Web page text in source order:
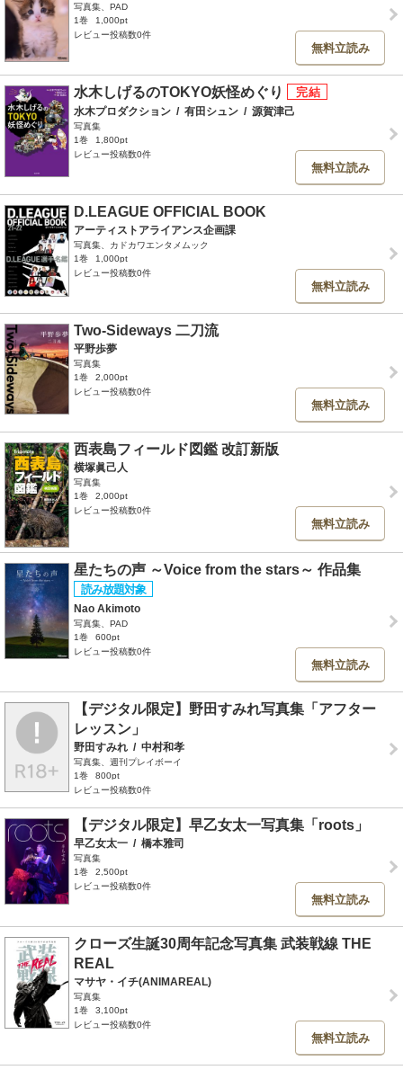
写真集、PAD
1巻
1,000pt
レビュー投稿数0件
無料立読み
水木しげるのTOKYO妖怪めぐり
水木プロダクション / 有田シュン / 源賀津己
写真集
1巻
1,800pt
レビュー投稿数0件
無料立読み
D.LEAGUE OFFICIAL BOOK
アーティストアライアンス企画課
写真集、カドカワエンタメムック
1巻
1,000pt
レビュー投稿数0件
無料立読み
Two-Sideways 二刀流
平野歩夢
写真集
1巻
2,000pt
レビュー投稿数0件
無料立読み
西表島フィールド図鑑 改訂新版
横塚眞己人
写真集
1巻
2,000pt
レビュー投稿数0件
無料立読み
星たちの声 ～Voice from the stars～ 作品集
Nao Akimoto
写真集、PAD
1巻
600pt
レビュー投稿数0件
無料立読み
【デジタル限定】野田すみれ写真集「アフター
レッスン」
野田すみれ / 中村和孝
写真集、週刊プレイボーイ
1巻
800pt
レビュー投稿数0件
【デジタル限定】早乙女太一写真集「roots」
早乙女太一 / 橋本雅司
写真集
1巻
2,500pt
レビュー投稿数0件
無料立読み
クローズ生誕30周年記念写真集 武装戦線 THE
REAL
マサヤ・イチ(ANIMAREAL)
写真集
1巻
3,100pt
レビュー投稿数0件
無料立読み